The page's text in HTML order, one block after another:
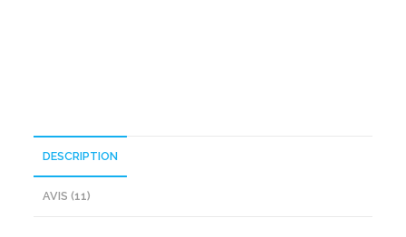
DESCRIPTION
AVIS (11)